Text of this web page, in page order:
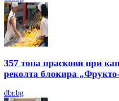
357 тона праскови при
реколта блокира
dbr.bg